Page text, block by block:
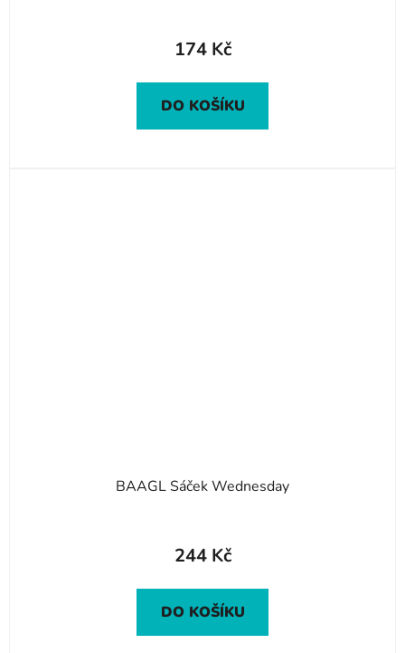
174 Kč
DO KOŠÍKU
BAAGL Sáček Wednesday
244 Kč
DO KOŠÍKU